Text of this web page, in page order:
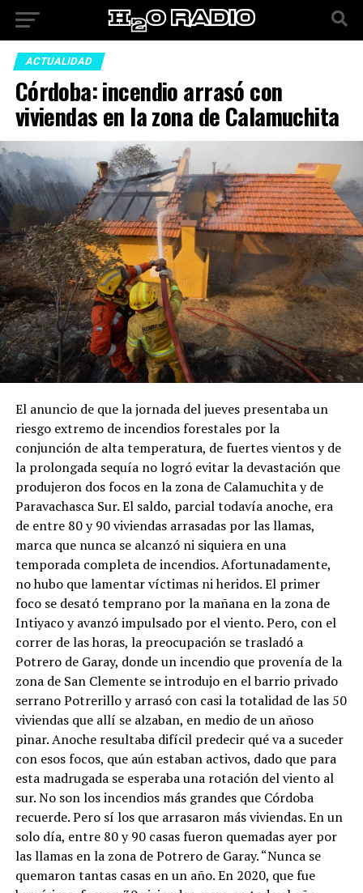
ACTUALIDAD
Córdoba: incendio arrasó con
viviendas en la zona de Calamuchita
El anuncio de que la jornada del jueves presentaba un
riesgo extremo de incendios forestales por la
conjunción de alta temperatura, de fuertes vientos y de
la prolongada sequía no logró evitar la devastación que
produjeron dos focos en la zona de Calamuchita y de
Paravachasca Sur. El saldo, parcial todavía anoche, era
de entre 80 y 90 viviendas arrasadas por las llamas,
marca que nunca se alcanzó ni siquiera en una
temporada completa de incendios. Afortunadamente,
no hubo que lamentar víctimas ni heridos. El primer
foco se desató temprano por la mañana en la zona de
Intiyaco y avanzó impulsado por el viento. Pero, con el
correr de las horas, la preocupación se trasladó a
Potrero de Garay, donde un incendio que provenía de la
zona de San Clemente se introdujo en el barrio privado
serrano Potrerillo y arrasó con casi la totalidad de las 50
viviendas que allí se alzaban, en medio de un añoso
pinar. Anoche resultaba difícil predecir qué va a suceder
con esos focos, que aún estaban activos, dado que para
esta madrugada se esperaba una rotación del viento al
sur. No son los incendios más grandes que Córdoba
recuerde. Pero sí los que arrasaron más viviendas. En un
solo día, entre 80 y 90 casas fueron quemadas ayer por
las llamas en la zona de Potrero de Garay. “Nunca se
quemaron tantas casas en un año. En 2020, que fue